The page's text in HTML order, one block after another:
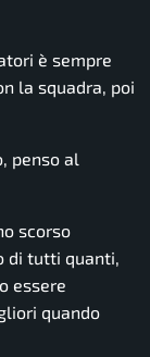
è sempre
la squadra, poi
penso al
scorso
di tutti quanti,
essere
quando